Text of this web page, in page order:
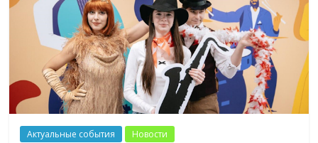
Актуальные события Новости